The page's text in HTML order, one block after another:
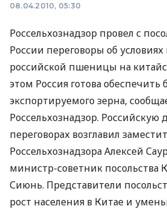
08.04.2010, 05:30
Россельхознадзор провел с
России переговоры об условиях
российской пшеницы на
этом Россия готова обеспечить
экспортируемого зерна,
Россельхознадзор. Российскую
переговорах возглавил
Россельхознадзора Алексей
министр-советник посольства
Сиюнь. Представители
рост населения в Китае и